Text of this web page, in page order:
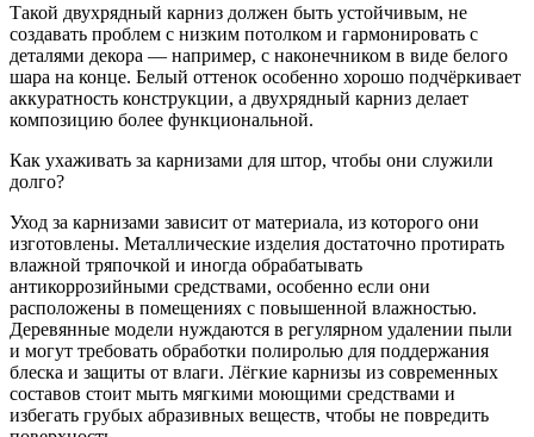
Такой двухрядный карниз должен быть устойчивым, не
создавать проблем с низким потолком и гармонировать с
деталями декора — например, с наконечником в виде белого
шара на конце. Белый оттенок особенно хорошо подчёркивает
аккуратность конструкции, а двухрядный карниз делает
композицию более функциональной.
Как ухаживать за карнизами для штор, чтобы они служили
долго?
Уход за карнизами зависит от материала, из которого они
изготовлены. Металлические изделия достаточно протирать
влажной тряпочкой и иногда обрабатывать
антикоррозийными средствами, особенно если они
расположены в помещениях с повышенной влажностью.
Деревянные модели нуждаются в регулярном удалении пыли
и могут требовать обработки полиролью для поддержания
блеска и защиты от влаги. Лёгкие карнизы из современных
составов стоит мыть мягкими моющими средствами и
избегать грубых абразивных веществ, чтобы не повредить